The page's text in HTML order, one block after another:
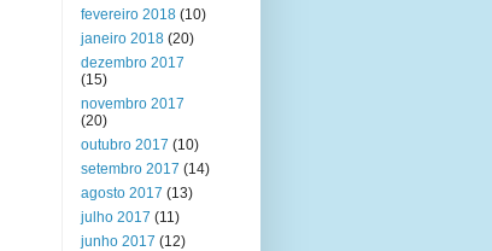
fevereiro 2018 (10)
janeiro 2018 (20)
dezembro 2017
(15)
novembro 2017
(20)
outubro 2017 (10)
setembro 2017 (14)
agosto 2017 (13)
julho 2017 (11)
junho 2017 (12)